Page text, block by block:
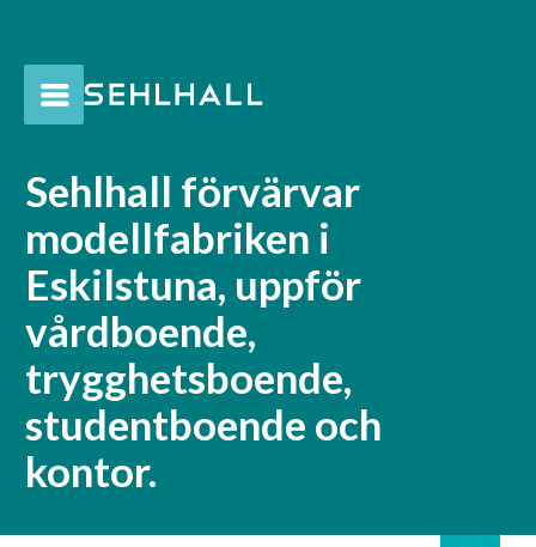
Sehlhall förvärvar
modellfabriken i
Eskilstuna, uppför
vårdboende,
trygghetsboende,
studentboende och
kontor.